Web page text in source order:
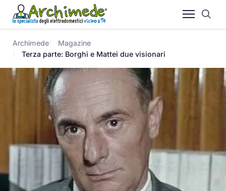
Archimede
Magazine
Terza parte: Borghi e Mattei due visionari